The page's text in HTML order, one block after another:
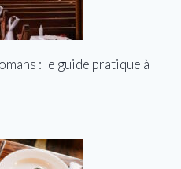
: le guide pratique à